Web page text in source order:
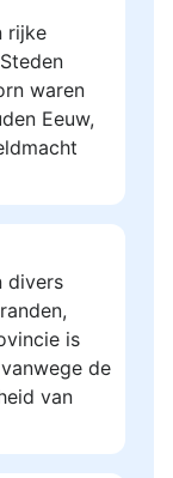
rijke
waren
Eeuw,
divers
is
de
van